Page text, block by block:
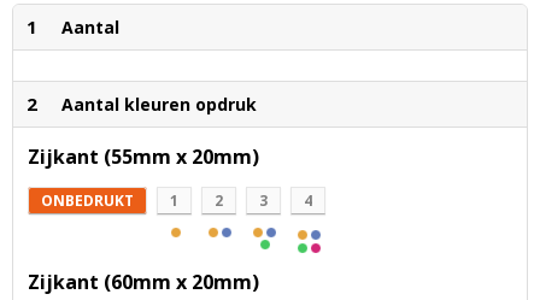
1 Aantal
2 Aantal kleuren opdruk
Zijkant (55mm x 20mm)
ONBEDRUKT 1 2 3 4
Zijkant (60mm x 20mm)